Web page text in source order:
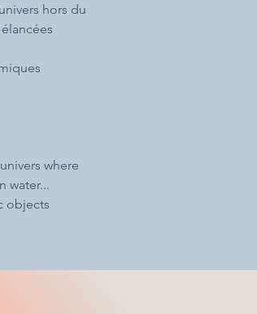
hors du
where
water...
objects